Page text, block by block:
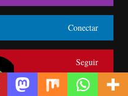
Conectar
Seguir